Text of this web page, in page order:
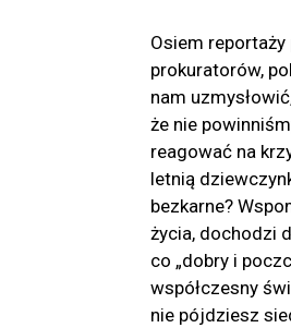
Osiem
prokuratorów,
nam
że nie
reagować na
letnią
bezkarne?
życia, dochodzi
co „dobry i
współczesny
nie pójdziesz